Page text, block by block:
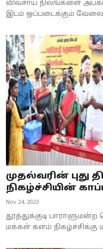
விவசாய நிலங்களை
இடம் ஒப்படைக்கும்
முதல்வரின் புது
நிகழ்ச்சியின்
Nov 24, 2023
தூத்துக்குடி
மக்கள் களம் நிகழ்ச்சிக்கு